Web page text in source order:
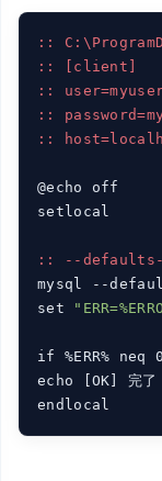
::
:: [client]
::
::
::
@echo off
setlocal
:: --defaults-file
mysql --
set
if %ERR% neq
echo [OK] 完了